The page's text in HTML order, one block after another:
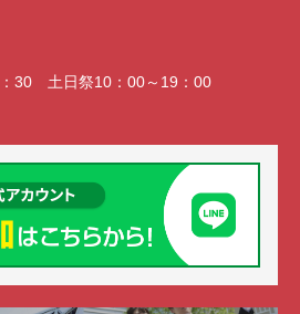
30 土日祭10：00～19：00